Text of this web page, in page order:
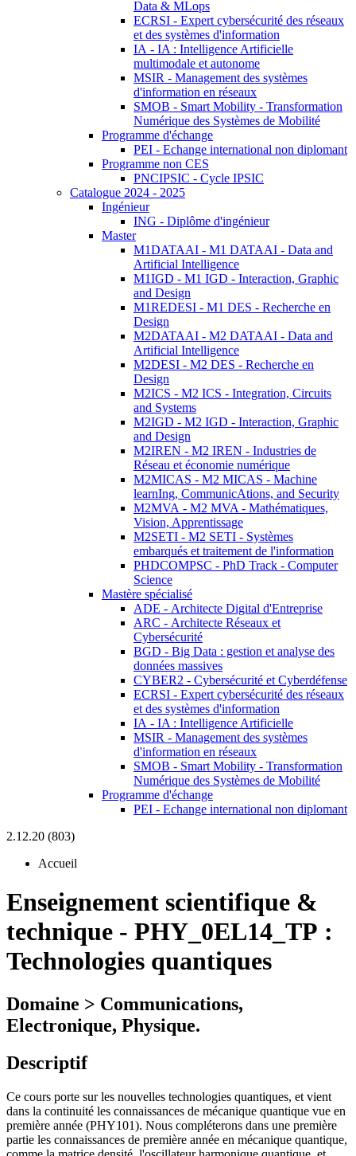
Data & MLops
ECRSI - Expert cybersécurité des réseaux
et des systèmes d'information
IA - IA : Intelligence Artificielle
multimodale et autonome
MSIR - Management des systèmes
d'information en réseaux
SMOB - Smart Mobility - Transformation
Numérique des Systèmes de Mobilité
Programme d'échange
PEI - Echange international non diplomant
Programme non CES
PNCIPSIC - Cycle IPSIC
Catalogue 2024 - 2025
Ingénieur
ING - Diplôme d'ingénieur
Master
M1DATAAI - M1 DATAAI - Data and
Artificial Intelligence
M1IGD - M1 IGD - Interaction, Graphic
and Design
M1REDESI - M1 DES - Recherche en
Design
M2DATAAI - M2 DATAAI - Data and
Artificial Intelligence
M2DESI - M2 DES - Recherche en
Design
M2ICS - M2 ICS - Integration, Circuits
and Systems
M2IGD - M2 IGD - Interaction, Graphic
and Design
M2IREN - M2 IREN - Industries de
Réseau et économie numérique
M2MICAS - M2 MICAS - Machine
learnIng, CommunicAtions, and Security
M2MVA - M2 MVA - Mathématiques,
Vision, Apprentissage
M2SETI - M2 SETI - Systèmes
embarqués et traitement de l'information
PHDCOMPSC - PhD Track - Computer
Science
Mastère spécialisé
ADE - Architecte Digital d'Entreprise
ARC - Architecte Réseaux et
Cybersécurité
BGD - Big Data : gestion et analyse des
données massives
CYBER2 - Cybersécurité et Cyberdéfense
ECRSI - Expert cybersécurité des réseaux
et des systèmes d'information
IA - IA : Intelligence Artificielle
MSIR - Management des systèmes
d'information en réseaux
SMOB - Smart Mobility - Transformation
Numérique des Systèmes de Mobilité
Programme d'échange
PEI - Echange international non diplomant
2.12.20 (803)
Accueil
Enseignement scientifique &
technique - PHY_0EL14_TP :
Technologies quantiques
Domaine > Communications,
Electronique, Physique.
Descriptif
Ce cours porte sur les nouvelles technologies quantiques, et vient
dans la continuité les connaissances de mécanique quantique vue en
première année (PHY101). Nous compléterons dans une première
partie les connaissances de première année en mécanique quantique,